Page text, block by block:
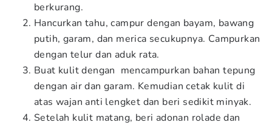
berkurang.
Hancurkan tahu, campur dengan bayam, bawang
putih, garam, dan merica secukupnya. Campurkan
dengan telur dan aduk rata.
Buat kulit dengan mencampurkan bahan tepung
dengan air dan garam. Kemudian cetak kulit di
atas wajan anti lengket dan beri sedikit minyak.
Setelah kulit matang, beri adonan rolade dan